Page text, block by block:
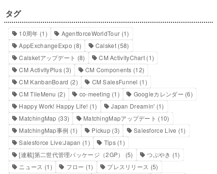
タグ
10周年 (1) AgentforceWorldTour (1)
AppExchangeExpo (8) Calsket(58)
Calsketアップデート (8) CM ActivityChart (1)
CM ActivityPlus(3) CM Components (12)
CM KanbanBoard (2) CM SalesFunnel (1)
CM TileMenu (2) co-meeting (1) Googleカレンダー (6)
Happy Work! Happy Life! (1) Japan Dreamin' (1)
MatchingMap (33) MatchingMapアップデート (10)
MatchingMap事例 (1) Pickup (3) Salesforce Live (1)
Salesforce Live:Japan (1) Tips(1)
[連載]第二世代管理パッケージ（2GP）
(5) つぶやき (1)
ニュース (1) フロー (1) プレスリリース (5)